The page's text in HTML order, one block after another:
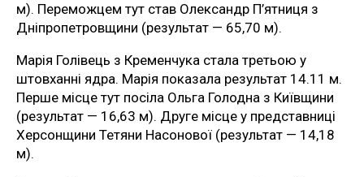
м). Переможцем тут став Олександр П’ятниця з
Дніпропетровщини (результат — 65,70 м).
Марія Голівець з Кременчука стала третьою у
штовханні ядра. Марія показала результат 14.11 м.
Перше місце тут посіла Ольга Голодна з Київщини
(результат — 16,63 м). Друге місце у представниці
Херсонщини Тетяни Насонової (результат — 14,18
м).